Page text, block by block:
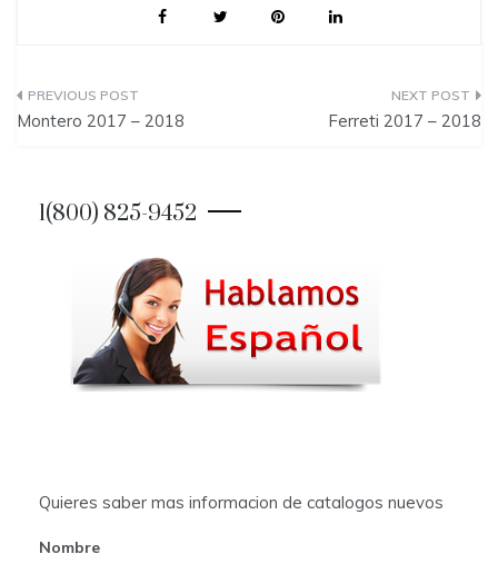
P
Montero 2017 – 2018 Ferreti 2017 – 2018
1(800) 825-9452
Quieres saber mas informacion de catalogos nuevos
Nombre